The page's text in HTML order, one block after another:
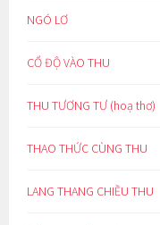
NGÓ LƠ
CỔ ĐỘ VÀO THU
THU TƯƠNG TƯ (hoạ thơ)
THAO THỨC CÙNG THU
LANG THANG CHIỀU THU